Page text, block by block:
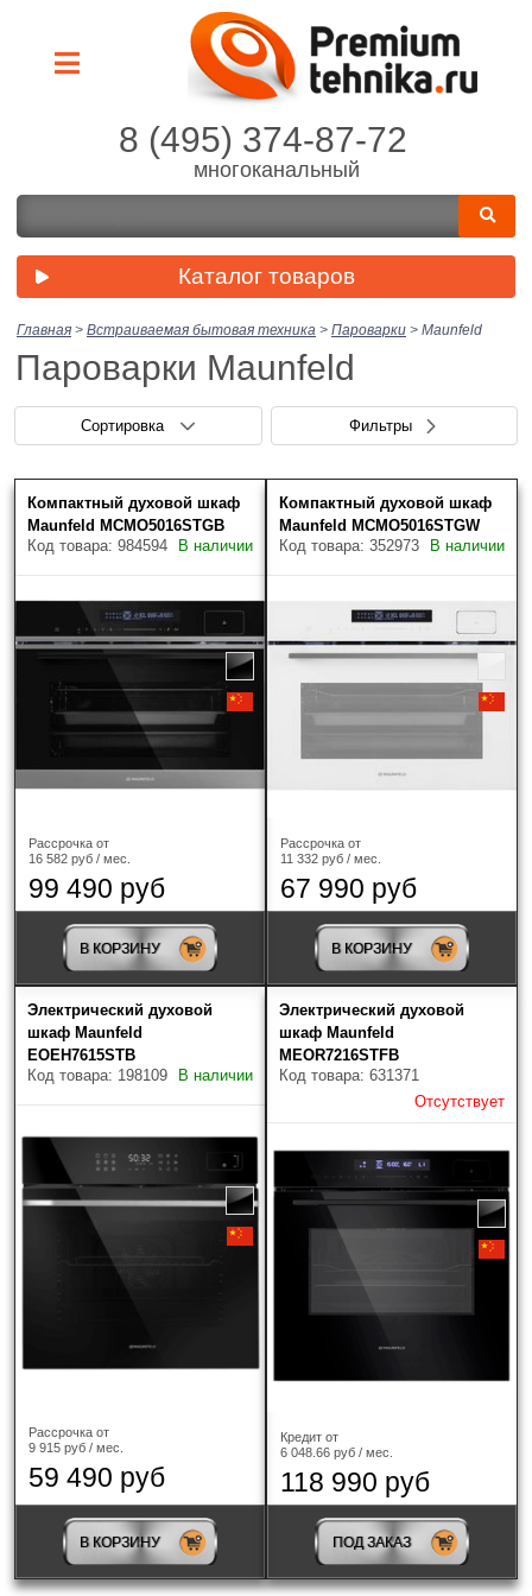
8 (495) 374-87-72
многоканальный
Каталог товаров
Главная > Встраиваемая бытовая техника > Пароварки > Maunfeld
Пароварки Maunfeld
Сортировка Фильтры
Скрыть фильтры Нет выбранных товаров
Цена (руб.)
Наличие
Maunfeld (4)
Тип духовки
электрическая(2)
компактная(2)
Ширина
60 см
Цвет ?
Термощуп
Компактный духовой шкаф
Maunfeld MCMO5016STGB
Код товара: 984594
В наличии
Рассрочка от
16 582 руб / мес.
99 490 руб
В КОРЗИНУ
Компактный духовой шкаф
Maunfeld MCMO5016STGW
Код товара: 352973
В наличии
Рассрочка от
11 332 руб / мес.
67 990 руб
В КОРЗИНУ
Электрический духовой
шкаф Maunfeld
EOEH7615STB
Код товара: 198109
В наличии
Рассрочка от
9 915 руб / мес.
59 490 руб
В КОРЗИНУ
Электрический духовой
шкаф Maunfeld
MEOR7216STFB
Код товара: 631371
Отсутствует
Кредит от
6 048.66 руб / мес.
118 990 руб
ПОД ЗАКАЗ